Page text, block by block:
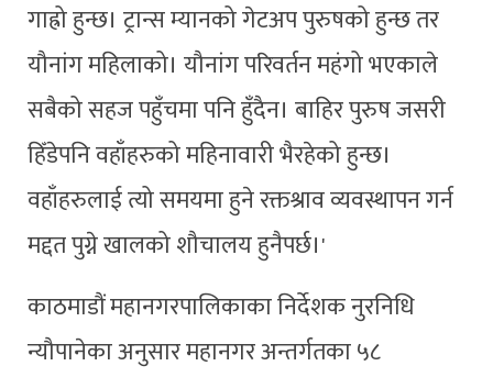
गाह्रो हुन्छ। ट्रान्स म्यानको गेटअप पुरुषको हुन्छ तर
यौनांग महिलाको। यौनांग परिवर्तन महंगो भएकाले
सबैको सहज पहुँचमा पनि हुँदैन। बाहिर पुरुष जसरी
हिँडेपनि वहाँहरुको महिनावारी भैरहेको हुन्छ।
वहाँहरुलाई त्यो समयमा हुने रक्तश्राव व्यवस्थापन गर्न
मद्दत पुग्ने खालको शौचालय हुनैपर्छ।'
काठमाडौं महानगरपालिकाका निर्देशक नुरनिधि
न्यौपानेका अनुसार महानगर अन्तर्गतका ५८